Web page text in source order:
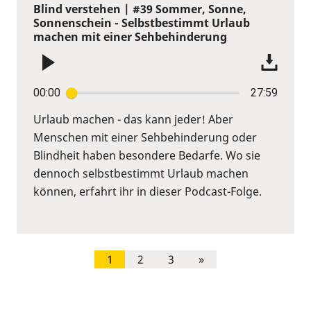
Blind verstehen | #39 Sommer, Sonne,
Sonnenschein - Selbstbestimmt Urlaub
machen mit einer Sehbehinderung
00:00 27:59
Urlaub machen - das kann jeder! Aber
Menschen mit einer Sehbehinderung oder
Blindheit haben besondere Bedarfe. Wo sie
dennoch selbstbestimmt Urlaub machen
können, erfahrt ihr in dieser Podcast-Folge.
1 2 3 »